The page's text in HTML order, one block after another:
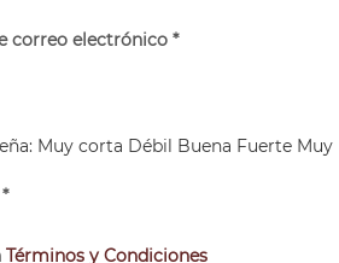
correo electrónico *
Muy corta Débil Buena Fuerte Muy
*
Términos y Condiciones